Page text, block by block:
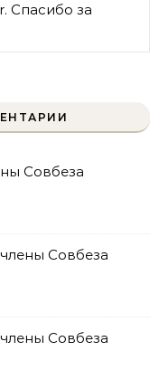
Спасибо за
Совбеза
Совбеза
Совбеза